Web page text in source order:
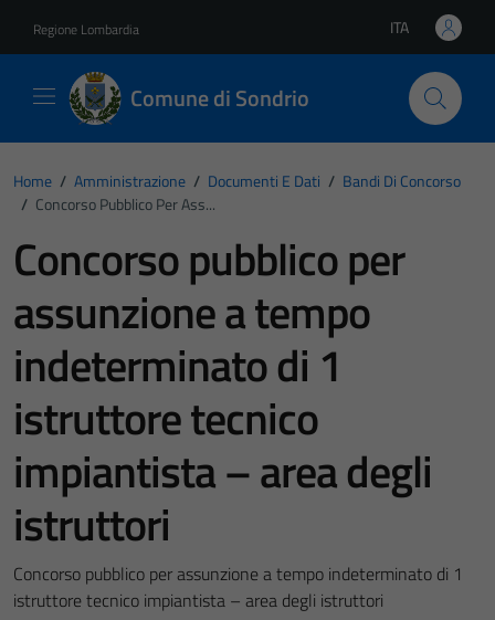
Regione Lombardia Lingua attiva:
ITA
Comune di Sondrio
Home / Amministrazione / Documenti E Dati / Bandi Di Concorso
/ Concorso Pubblico Per Ass...
Concorso pubblico per
assunzione a tempo
indeterminato di 1
istruttore tecnico
impiantista – area degli
istruttori
Concorso pubblico per assunzione a tempo indeterminato di 1
istruttore tecnico impiantista – area degli istruttori